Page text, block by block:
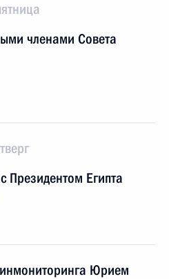
членами Совета
Президентом Египта
Юрием